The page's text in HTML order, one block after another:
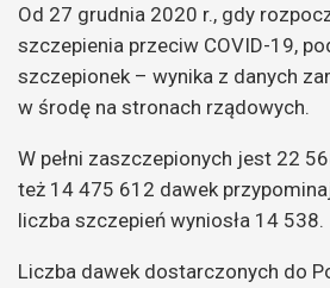
Od 27 grudnia 2020 r., gdy
szczepienia przeciw COVID-19,
szczepionek – wynika z danych
w środę na stronach rządowych.
W pełni zaszczepionych jest 22
też 14 475 612 dawek
liczba szczepień wyniosła 14 538.
Liczba dawek dostarczonych do